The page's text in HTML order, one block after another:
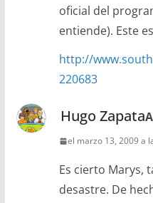
oficial del
entiende). Este
http://
220683
Hugo Zapata
el marzo 13, 2009 a
Es cierto Marys,
desastre. De